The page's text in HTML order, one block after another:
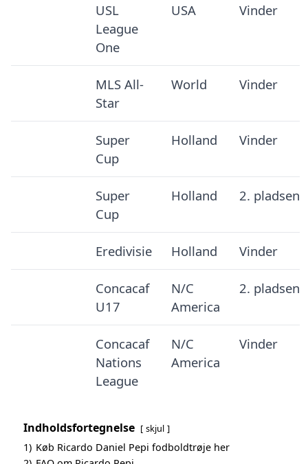
USL
League
One
USA Vinder
MLS All-
Star
World Vinder
Super
Cup
Holland Vinder
Super
Cup
Holland 2. pladsen
Eredivisie Holland Vinder
Concacaf
U17
N/C
America
2. pladsen
Concacaf
Nations
League
N/C
America
Vinder
Indholdsfortegnelse skjul
1) Køb Ricardo Daniel Pepi fodboldtrøje her